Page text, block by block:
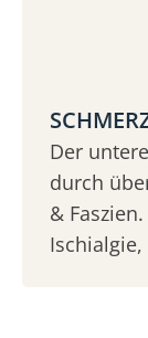
Der
durch
&